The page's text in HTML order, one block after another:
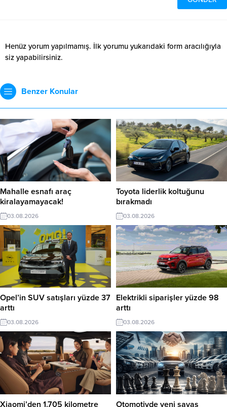
Henüz yorum yapılmamış. İlk yorumu yukarıdaki form aracılığıyla
siz yapabilirsiniz.
Benzer Konular
Mahalle esnafı araç
kiralayamayacak!
03.08.2026
Toyota liderlik koltuğunu
bırakmadı
03.08.2026
Opel’in SUV satışları yüzde 37
arttı
03.08.2026
Elektrikli siparişler yüzde 98
arttı
03.08.2026
Xiaomi’den 1.705 kilometre Otomotivde yeni savaş